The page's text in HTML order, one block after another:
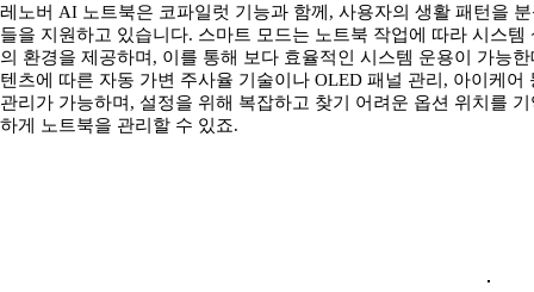
레노버 AI 노트북은 코파일럿 기능과 함께, 사용자의 생활 패턴을
들을 지원하고 있습니다. 스마트 모드는 노트북 작업에 따라 시스
의 환경을 제공하며, 이를 통해 보다 효율적인 시스템 운용이 가능
텐츠에 따른 자동 가변 주사율 기술이나 OLED 패널 관리, 아이케
관리가 가능하며, 설정을 위해 복잡하고 찾기 어려운 옵션 위치를
하게 노트북을 관리할 수 있죠.